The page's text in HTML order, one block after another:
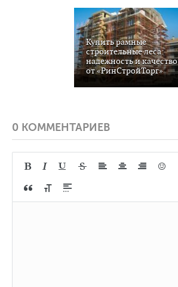
Купить рамные
строительные леса:
надежность и качество
от «РинСтройТорг»
0 КОММЕНТАРИЕВ